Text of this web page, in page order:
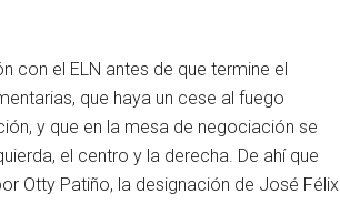
con el ELN antes de que termine el
que haya un cese al fuego
y que en la mesa de negociación se
el centro y la derecha. De ahí que
Otty Patiño, la designación de José Félix